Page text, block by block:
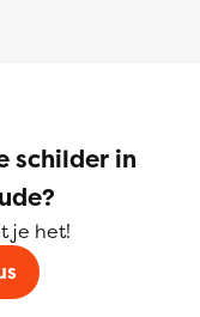
schilder in
je het!